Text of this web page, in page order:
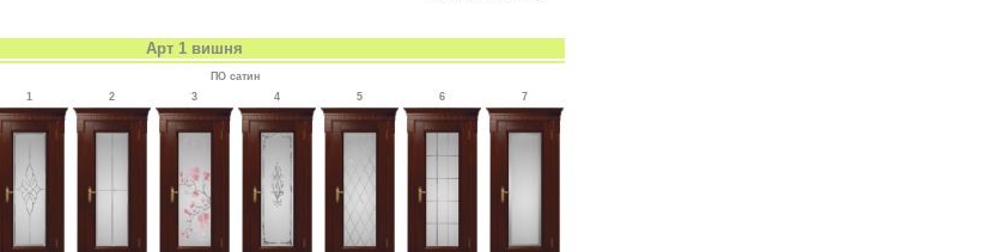
Арт 1 вишня
ПО сатин
1 2 3 4 5 6 7